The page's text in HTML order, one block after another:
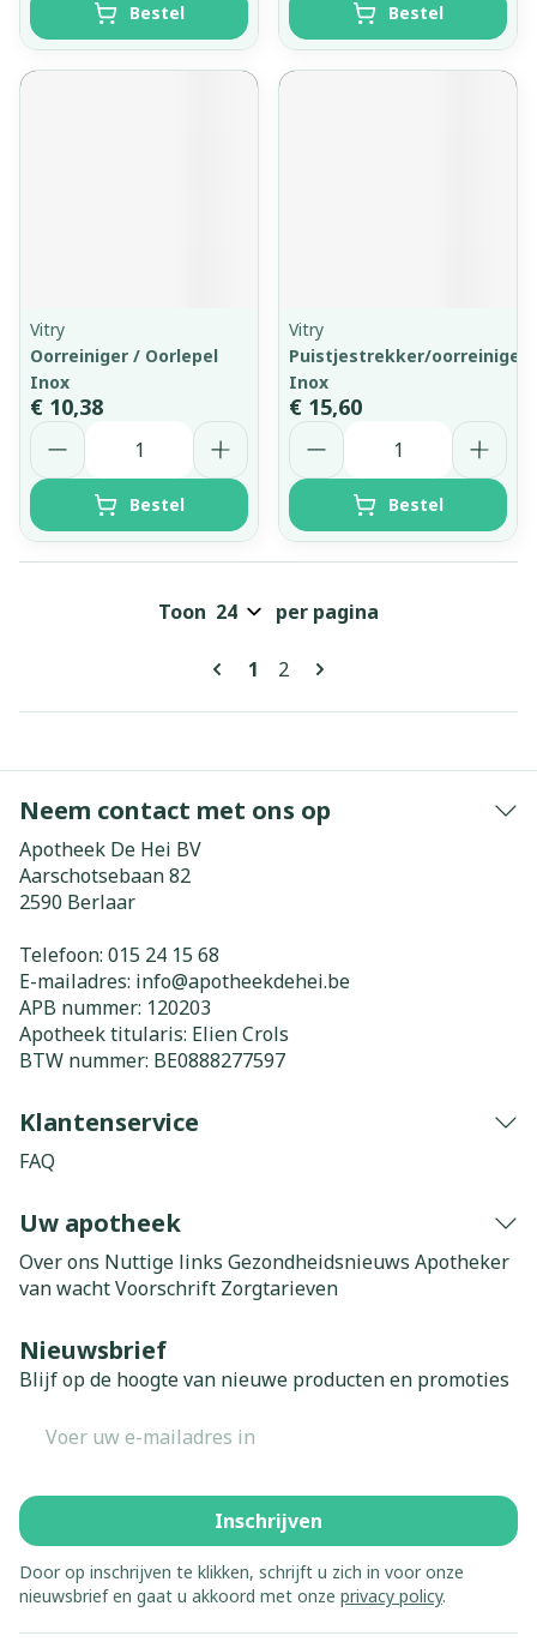
Bestel Bestel
Vitry
Oorreiniger / Oorlepel
Inox
€ 10,38
Aantal
Bestel
Vitry
Puistjestrekker/oorreiniger
Inox
€ 15,60
Aantal
Bestel
Pagina's
U lees momenteel pagina
1 Pagina
2
Toon per pagina
Neem contact met ons op
Apotheek De Hei BV
Aarschotsebaan 82
2590 Berlaar
Telefoon: 015 24 15 68
E-mailadres: info@apotheekdehei.be
APB nummer: 120203
Apotheek titularis: Elien Crols
BTW nummer: BE0888277597
Klantenservice
FAQ
Uw apotheek
Over ons Nuttige links Gezondheidsnieuws Apotheker
van wachtVoorschrift Zorgtarieven
Nieuwsbrief
Blijf op de hoogte van nieuwe producten en promoties
Inschrijven
Door op inschrijven te klikken, schrijft u zich in voor onze
nieuwsbrief en gaat u akkoord met onze privacy policy.